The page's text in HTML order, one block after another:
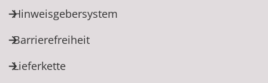
Hinweisgebersystem
Barrierefreiheit
Lieferkette